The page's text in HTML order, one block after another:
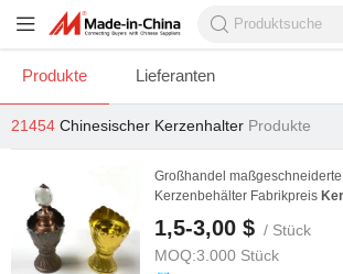
Produkte Lieferanten
21454 Chinesischer Kerzenhalter Produkte
Großhandel
Kerzenbehälter Fabrikpreis
1,5-3,00 $ / Stück
MOQ:3.000 Stück